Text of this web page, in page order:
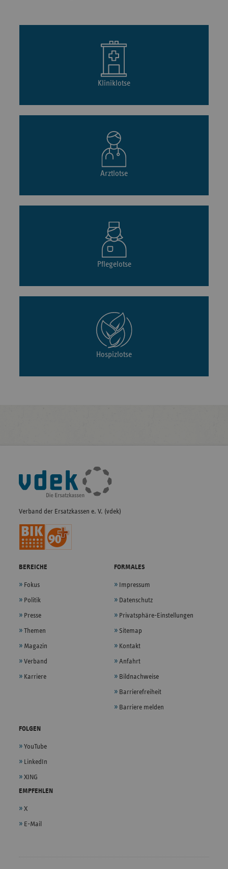
Kliniklotse
Arztlotse
Pflegelotse
Hospizlotse
Fußleisten-
Navigation
Verband der Ersatzkassen e. V. (vdek)
BEREICHE
Fokus
Politik
Presse
Themen
Magazin
Verband
Karriere
FORMALES
Impressum
Datenschutz
Privatsphäre-Einstellungen
Sitemap
Kontakt
Anfahrt
Bildnachweise
Barrierefreiheit
Barriere melden
FOLGEN
YouTube
LinkedIn
XING
EMPFEHLEN
X
E-Mail